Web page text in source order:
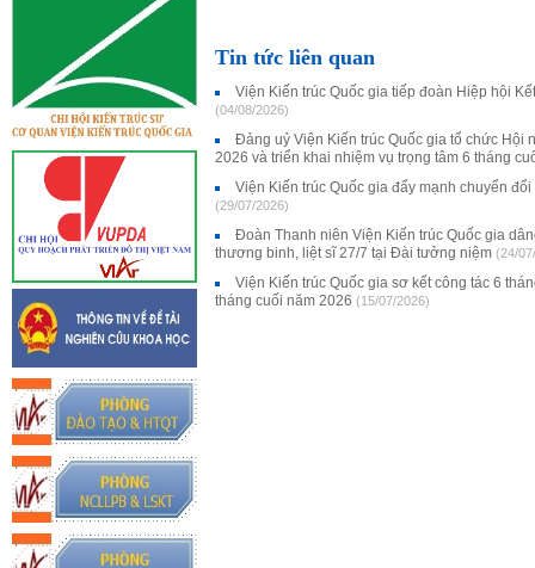
Tin tức liên quan
Viện Kiến trúc Quốc gia tiếp đoàn Hiệp hội
(04/08/2026)
Đảng uỷ Viện Kiến trúc Quốc gia tổ chức Hội
2026 và triển khai nhiệm vụ trọng tâm 6 tháng
Viện Kiến trúc Quốc gia đẩy mạnh chuyển
(29/07/2026)
Đoàn Thanh niên Viện Kiến trúc Quốc gia
thương binh, liệt sĩ 27/7 tại Đài tưởng niệm (24/
Viện Kiến trúc Quốc gia sơ kết công tác 6
tháng cuối năm 2026 (15/07/2026)